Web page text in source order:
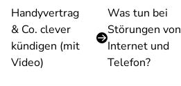
Handyvertrag
& Co. clever
kündigen (mit
Video)
Was tun bei
Störungen von
Internet und
Telefon?